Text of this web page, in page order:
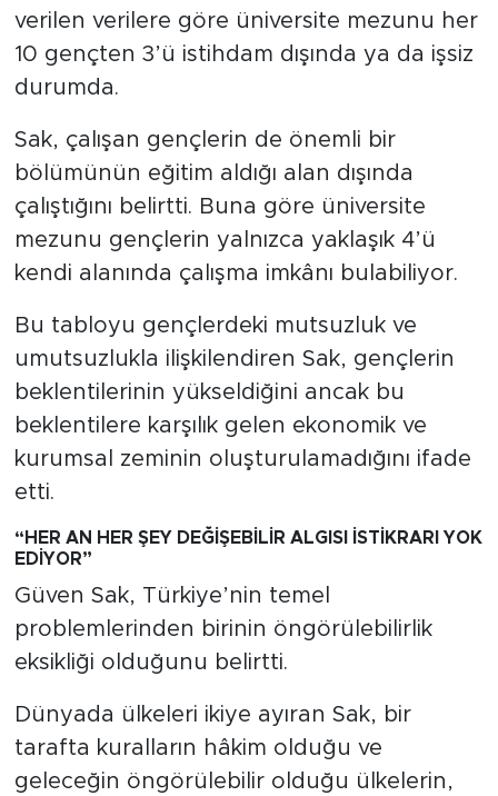
verilen verilere göre üniversite mezunu her
10 gençten 3’ü istihdam dışında ya da işsiz
durumda.
Sak, çalışan gençlerin de önemli bir
bölümünün eğitim aldığı alan dışında
çalıştığını belirtti. Buna göre üniversite
mezunu gençlerin yalnızca yaklaşık 4’ü
kendi alanında çalışma imkânı bulabiliyor.
Bu tabloyu gençlerdeki mutsuzluk ve
umutsuzlukla ilişkilendiren Sak, gençlerin
beklentilerinin yükseldiğini ancak bu
beklentilere karşılık gelen ekonomik ve
kurumsal zeminin oluşturulamadığını ifade
etti.
“HER AN HER ŞEY DEĞİŞEBİLİR ALGISI İSTİKRARI YOK
EDİYOR”
Güven Sak, Türkiye’nin temel
problemlerinden birinin öngörülebilirlik
eksikliği olduğunu belirtti.
Dünyada ülkeleri ikiye ayıran Sak, bir
tarafta kuralların hâkim olduğu ve
geleceğin öngörülebilir olduğu ülkelerin,